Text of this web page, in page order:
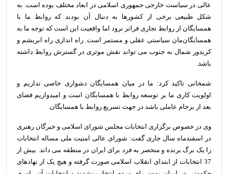
عالی در سیاست خارجی جمهوری اسلامی در ابعاد مختلف بوده است. به
شکل طبیعی برخی از کشورها به دنبال آن بودند که روابط ما با
همسایگان از روابط تجاری فراتر نرود اما واقعیت این است که توجه ما به
همسایگان‌مان سیاستی عقلی و مستمر است. راه اندازی راه ابریشم و
کریدور شمال به جنوب می تواند نقش موثری در گسترش روابط داشته
باشد.
شمخانی تاکید کرد: ما در میان همسایگان دشواری خاصی نداریم و
اولویت کاری ما بر توسعه روابط با همسایگان است و امیدواریم فضای
بعد از برجام عاملی باشد در جهت تسریع روابط با همسایگان.
وی در خصوص برگزاری انتخابات مجلس شورای اسلامی و خبرگان رهبری
در اسفندماه سال جاری گفت: شورای عالی امنیت ملی مساله انتخابات
را یک برگ برنده و منحصر به فرد برای ایران در منطقه می داند. بیش از
37 انتخابات از ابتدای انقلاب اسلامی صورت گرفته و هیچ یک از نهادهای